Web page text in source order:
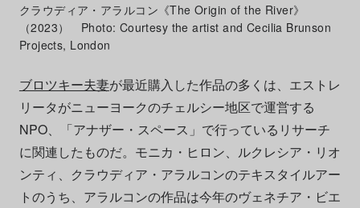
クラウディア・アラルコン《The Origin of the River》
（2023） Photo: Courtesy the artist and Cecilia Brunson
Projects, London
ブロツキー夫妻が最近購入した作品の多くは、エストレ
リータがニューヨークのチェルシー地区で運営する
NPO、「アナザー・スペース」で行っているリサーチ
に関連したものだ。モニカ・ヒロン、ルクレシア・リオ
ンティ、クラウディア・アラルコンのテキスタイルアー
トのうち、アラルコンの作品は今年のヴェネチア・ビエ